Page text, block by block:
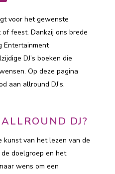
voor het gewenste
feest. Dankzij ons brede
Entertainment
DJ’s boeken die
Op deze pagina
aan allround DJ’s.
DJ?
kunst van het lezen van de
doelgroep en het
wens om een